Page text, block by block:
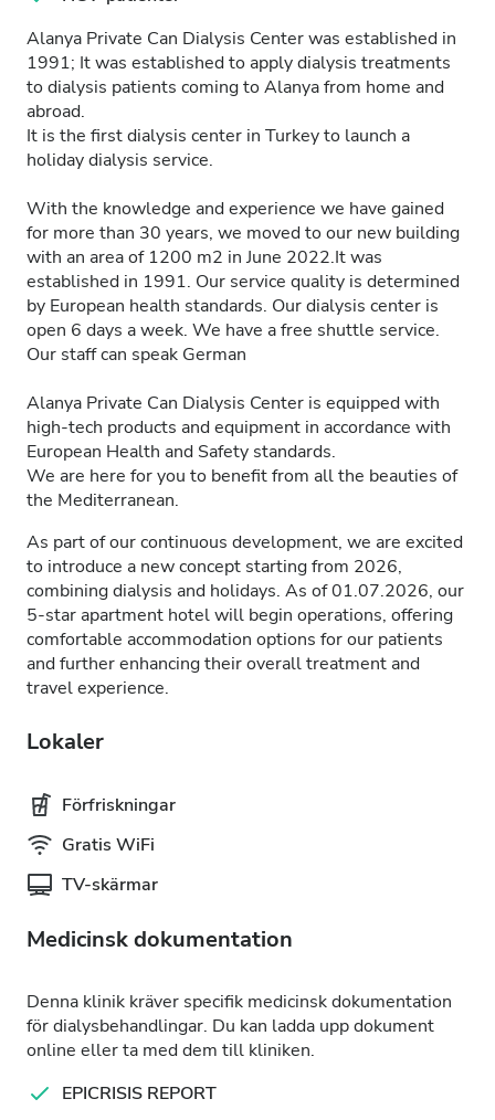
Alanya Private Can Dialysis Center was established in
1991; It was established to apply dialysis treatments
to dialysis patients coming to Alanya from home and
abroad.
It is the first dialysis center in Turkey to launch a
holiday dialysis service.
With the knowledge and experience we have gained
for more than 30 years, we moved to our new building
with an area of 1200 m2 in June 2022.It was
established in 1991. Our service quality is determined
by European health standards. Our dialysis center is
open 6 days a week. We have a free shuttle service.
Our staff can speak German
Alanya Private Can Dialysis Center is equipped with
high-tech products and equipment in accordance with
European Health and Safety standards.
We are here for you to benefit from all the beauties of
the Mediterranean.
As part of our continuous development, we are excited
to introduce a new concept starting from 2026,
combining dialysis and holidays. As of 01.07.2026, our
5-star apartment hotel will begin operations, offering
comfortable accommodation options for our patients
and further enhancing their overall treatment and
travel experience.
Lokaler
Förfriskningar
Gratis WiFi
TV-skärmar
Medicinsk dokumentation
Denna klinik kräver specifik medicinsk dokumentation
för dialysbehandlingar. Du kan ladda upp dokument
online eller ta med dem till kliniken.
EPICRISIS REPORT